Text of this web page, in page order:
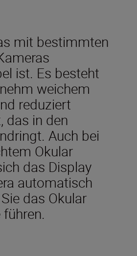
mit bestimmten
ist. Es besteht
weichem
reduziert
das in den
Auch bei
Okular
das Display
automatisch
das Okular